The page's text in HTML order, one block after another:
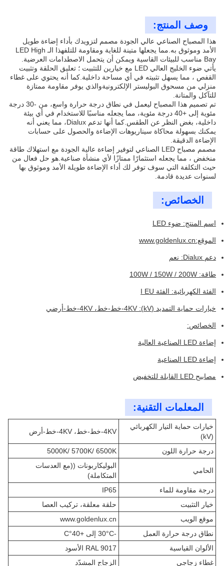
وصف المنتج:
هذا المصباح الصناعي عالي الجودة مصمم لتزويدك بأداء إضاءة طويل
الأمد وموثوق به.مما يجعلها متينة للغاية ومقاومة للتلفهذا الـ LED High
Bay مناسب للبيئات القاسية ويمكن أن يتحمل الاصطدامات العرضية.
يأتي ضوء الخليج العالي LED مع خيارين للتثبيت ؛ تعليق الحلقة وتثبيت
القفص ، مما يسهل تثبيته في أي مساحة داخلية.كما أنه يحتوي على غطاء
منزلي من مسحوق البوليستر الإلكترونيةوالذي يوفر مقاومة ممتازة
للتآكل والمتانة.
تم تصميم هذا المصباح ليعمل في نطاق درجة حرارة واسع، من -30 درجة
مئوية إلى +40 درجة مئوية، مما يجعله مناسبًا للاستخدام في أي بيئة
داخلية، بغض النظر عن الطقس.كما أنها تدعم Dialux، مما يعني أنه
يمكنك بسهولة محاكاة سيناريوهات الإضاءة والحصول على حسابات
الإضاءة الدقيقة.
مصمم مصباح LED الصناعي لتوفير إضاءة عالية الجودة مع استهلاك طاقة
منخفض ، مما يجعله استثمارًا ممتازًا لأي منشأة صناعية.هو حل فعال من
حيث التكلفة التي سوف توفر لك أداء الإضاءة طويلة الأمد وموثوق بها
لسنوات عديدة قادمة.
الخصائص:
اسم المنتج: ضوء LED
الموقع:www.goldenlux.cn
دعم Dialux: نعم
طاقة: 100W / 150W / 200W
الفئة الكهربائية: الفئة I EU
خيارات حماية التمديد (kV): 4KV-خط-خط، 4KV-خط-أرضي
الخصائص:
إضاءة LED الصناعية العالية
إضاءة LED الصناعية
مصابيح LED القابلة للتخفيض
المعلمات التقنية:
خيارات حماية التيار الكهربائي
(kV)
4KV-خط-خط، 4KV-خط-أرض
درجة حرارة اللون 5000K/ 5700K/ 6500K
الحامي
البوليكاربونات ((مع العدسات
المتكاملة)
درجة مقاومة للماء
IP65
خيار التثبيت
حلقة معلقة، تركيب العصا
موقع الويب
www.goldenlux.cn
نطاق درجة حرارة العمل
-30°C إلى +40°C
الألوان القياسية
RAL 9017 الأسود
غطاء زجاجي
الزجاج المشدّد